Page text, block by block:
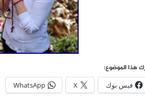
هذا الموضوع:
فيس بوك X
WhatsApp